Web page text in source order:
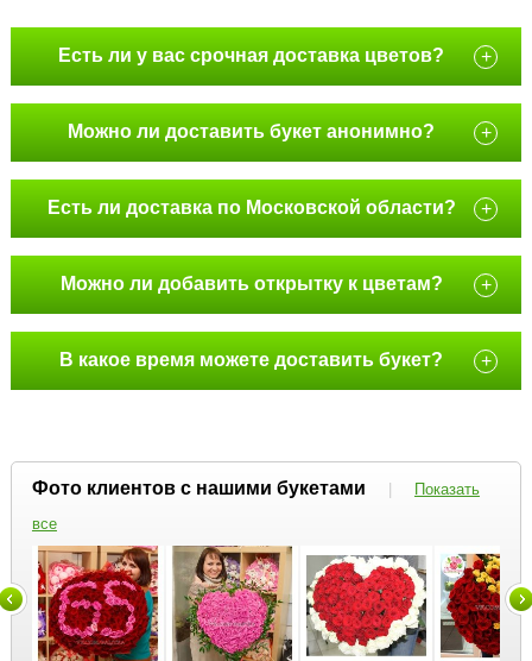
Есть ли у вас срочная доставка цветов? +
Можно ли доставить букет анонимно? +
Есть ли доставка по Московской области? +
Можно ли добавить открытку к цветам? +
В какое время можете доставить букет? +
Фото клиентов с нашими букетами |
Показать
все